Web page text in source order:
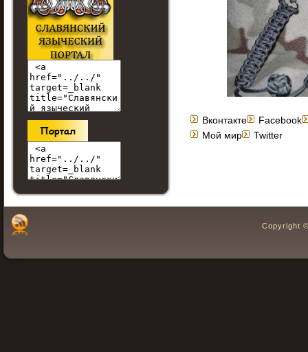
Вконтакте
Facebook
Мой мир
Twitter
Copyright